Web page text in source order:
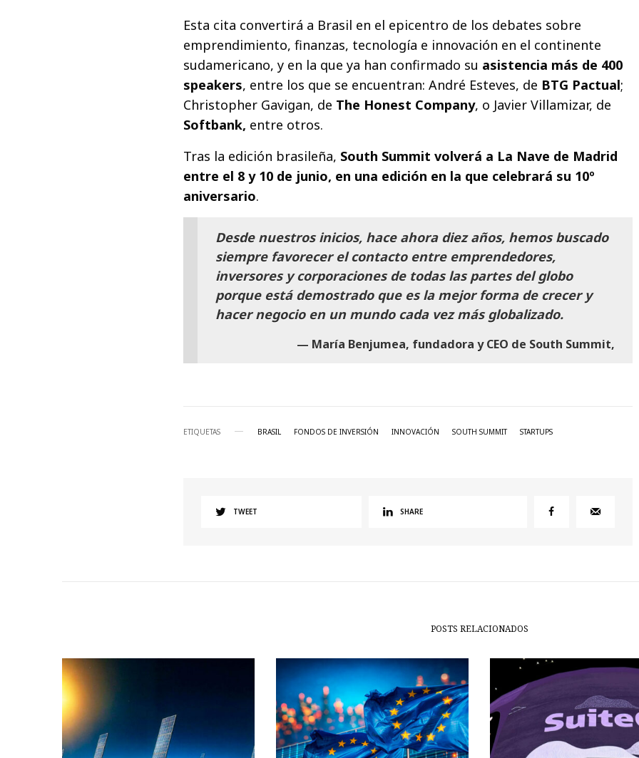
Esta cita convertirá a Brasil en el epicentro de los debates sobre
emprendimiento, finanzas, tecnología e innovación en el continente
sudamericano, y en la que ya han confirmado su asistencia más de 400
speakers, entre los que se encuentran: André Esteves, de BTG Pactual;
Christopher Gavigan, de The Honest Company, o Javier Villamizar, de
Softbank, entre otros.
Tras la edición brasileña, South Summit volverá a La Nave de Madrid
entre el 8 y 10 de junio, en una edición en la que celebrará su 10º
aniversario.
Desde nuestros inicios, hace ahora diez años, hemos buscado
siempre favorecer el contacto entre emprendedores,
inversores y corporaciones de todas las partes del globo
porque está demostrado que es la mejor forma de crecer y
hacer negocio en un mundo cada vez más globalizado.
María Benjumea, fundadora y CEO de South Summit,
ETIQUETAS BRASIL FONDOS DE INVERSIÓN INNOVACIÓN SOUTH SUMMIT STARTUPS
TWEET SHARE
POSTS RELACIONADOS